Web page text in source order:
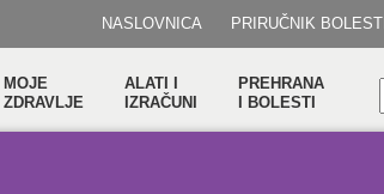
NASLOVNICA PRIRUČNIK BOLESTI
MOJE
ZDRAVLJE
ALATI I
IZRAČUNI
PREHRANA
I BOLESTI